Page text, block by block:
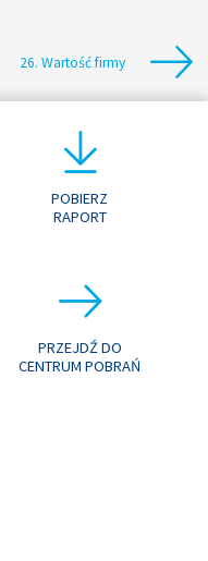
26. Wartość firmy
POBIERZ
RAPORT
PRZEJDŹ DO
CENTRUM POBRAŃ